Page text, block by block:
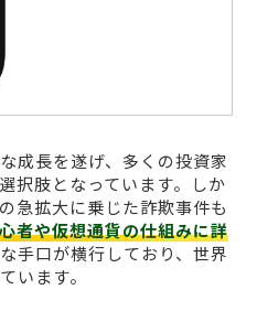
成長を遂げ、多くの投資家
択肢となっています。しか
急拡大に乗じた詐欺事件も
者や仮想通貨の仕組みに詳
手口が横行しており、世界
います。